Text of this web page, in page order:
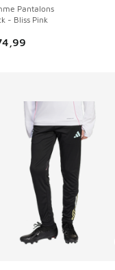
Pantalons
- Bliss Pink